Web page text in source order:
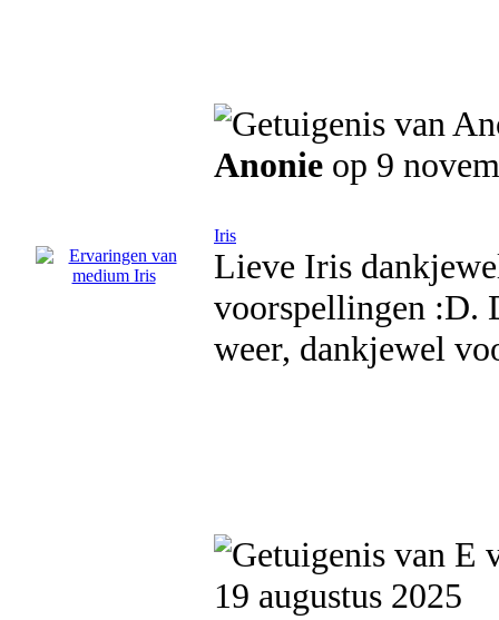
Anonie op 9
Iris
Lieve Iris
voorspellingen :D.
weer, dankjewel
19 augustus 2025